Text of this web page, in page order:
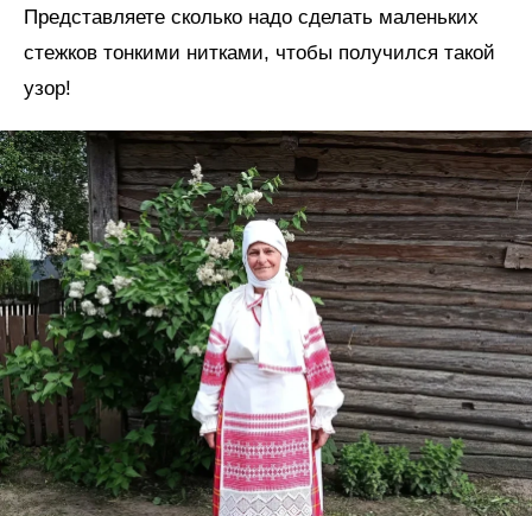
Представляете сколько надо сделать маленьких
стежков тонкими нитками, чтобы получился такой
узор!